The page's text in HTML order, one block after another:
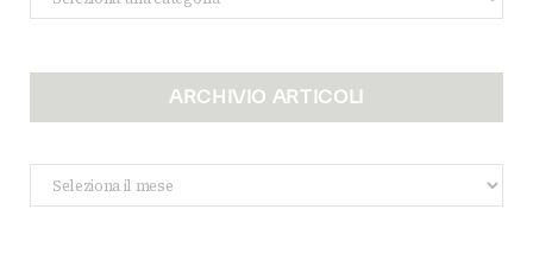
ARCHIVIO ARTICOLI
Archivio
Articoli